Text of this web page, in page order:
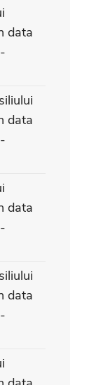
data
data
data
data